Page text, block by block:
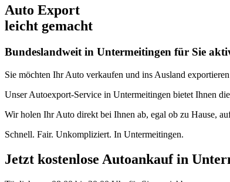
Auto Export
leicht gemacht
Bundeslandweit in Untermeitingen für Sie
Sie möchten Ihr Auto verkaufen und ins Ausland
Unser Autoexport-Service in Untermeitingen bietet Ihnen
Wir holen Ihr Auto direkt bei Ihnen ab, egal ob zu Hause,
Schnell. Fair. Unkompliziert. In Untermeitingen.
Jetzt kostenlose Autoankauf in